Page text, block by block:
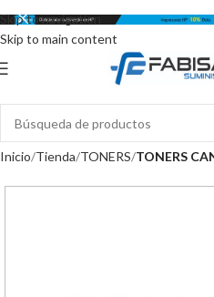
Skip to navigation
Skip to main content
Inicio Tienda TONERS TONERS